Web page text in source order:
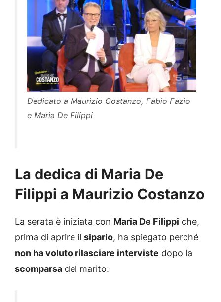
Dedicato a Maurizio Costanzo, Fabio Fazio
e Maria De Filippi
La dedica di Maria De
Filippi a Maurizio Costanzo
La serata è iniziata con Maria De Filippi che,
prima di aprire il sipario, ha spiegato perché
non ha voluto rilasciare interviste dopo la
scomparsa del marito: